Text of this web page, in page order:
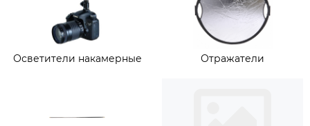
Осветители накамерные Отражатели